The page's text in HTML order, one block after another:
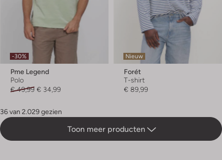
-30%
Pme Legend
Polo
€ 49,99 € 34,99
Nieuw
Forét
T-shirt
€ 89,99
36 van 2.029 gezien
Toon meer producten